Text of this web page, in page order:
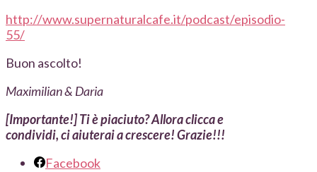
http://www.supernaturalcafe.it/podcast/episodio-
55/
Buon ascolto!
Maximilian & Daria
[Importante!] Ti è piaciuto? Allora clicca e
condividi, ci aiuterai a crescere! Grazie!!!
Facebook